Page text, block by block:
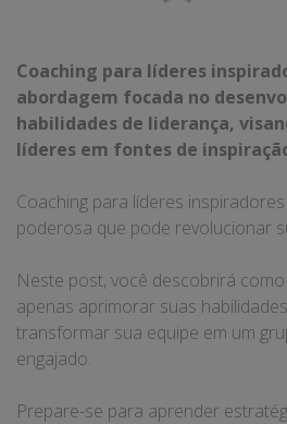
Coaching para líderes
abordagem focada no
habilidades de liderança,
líderes em fontes de
Coaching para líderes
poderosa que pode revolucionar
Neste post, você descobrirá
apenas aprimorar suas
transformar sua equipe em um
engajado.
Prepare-se para aprender